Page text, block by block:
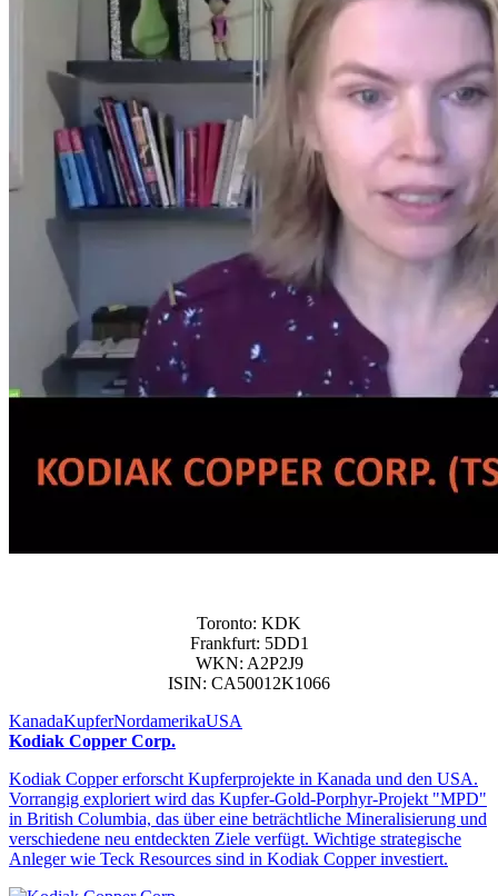
Toronto: KDK
Frankfurt: 5DD1
WKN: A2P2J9
ISIN: CA50012K1066
KanadaKupferNordamerikaUSA
Kodiak Copper Corp.
Kodiak Copper erforscht Kupferprojekte in Kanada und den USA.
Vorrangig exploriert wird das Kupfer-Gold-Porphyr-Projekt "MPD"
in British Columbia, das über eine beträchtliche Mineralisierung und
verschiedene neu entdeckten Ziele verfügt. Wichtige strategische
Anleger wie Teck Resources sind in Kodiak Copper investiert.